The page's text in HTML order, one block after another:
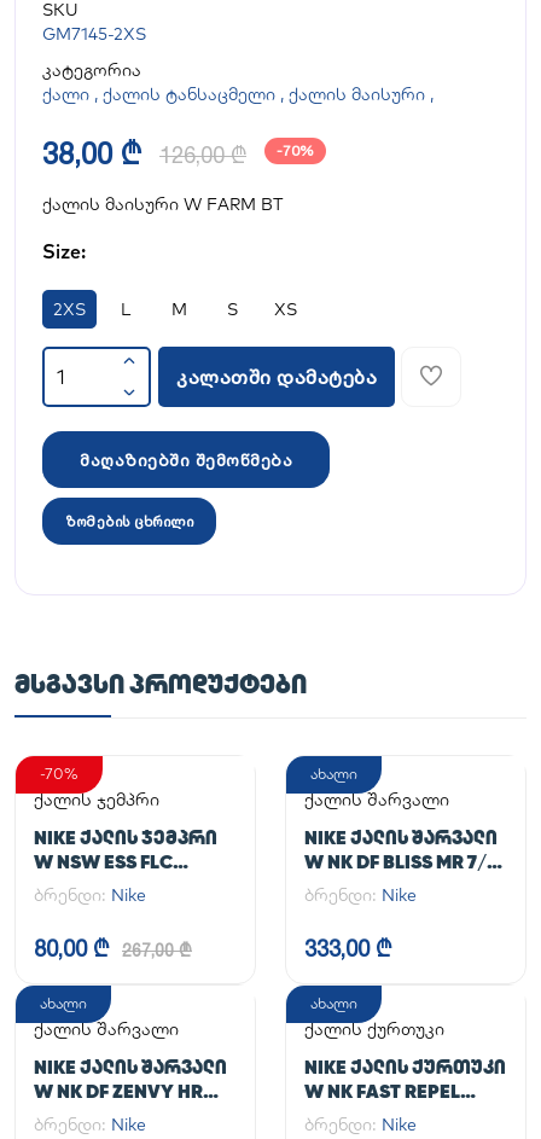
SKU
GM7145-2XS
კატეგორია
ქალი , ქალის ტანსაცმელი , ქალის მაისური ,
38,00 ₾ 126,00 ₾ -70%
ქალის მაისური W FARM BT
Size:
2XS L M S XS
კალათში დამატება
მაღაზიებში შემოწმება
ზომების ცხრილი
ᲛᲡᲒᲐᲕᲡᲘ ᲞᲠᲝᲓᲣᲥᲢᲔᲑᲘ
-70%
ქალის ჯემპრი
NIKE ᲥᲐᲚᲘᲡ ᲯᲔᲛᲞᲠᲘ
W NSW ESS FLC
HOODIE CLCTN RE
ბრენდი: Nike
80,00 ₾ 267,00 ₾
ახალი
ქალის შარვალი
NIKE ᲥᲐᲚᲘᲡ ᲨᲐᲠᲕᲐᲚᲘ
W NK DF BLISS MR 7/8
JOGGER
ბრენდი: Nike
333,00 ₾
ახალი
ქალის შარვალი
NIKE ᲥᲐᲚᲘᲡ ᲨᲐᲠᲕᲐᲚᲘ
W NK DF ZENVY HR
TGHT
ბრენდი: Nike
ახალი
ქალის ქურთუკი
NIKE ᲥᲐᲚᲘᲡ ᲥᲣᲠᲗᲣᲙᲘ
W NK FAST REPEL
JACKET
ბრენდი: Nike